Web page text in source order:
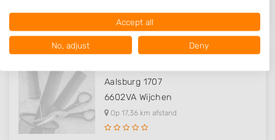
Aalsburg 1707
6602VA Wijchen
Op 17,36 km afstand
Data may be shared outside of the European Union and send to the
Your consent and the cookie policy applies solely to this website/app.
View Partner List (1017 IAB Vendors)
We use your data for the following purposes:
IAB processing purposes:
Store and/or access information on a device
Use limited data to select advertising
Accept all
No, adjust Deny